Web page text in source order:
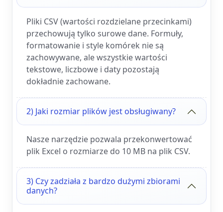
Pliki CSV (wartości rozdzielane przecinkami)
przechowują tylko surowe dane. Formuły,
formatowanie i style komórek nie są
zachowywane, ale wszystkie wartości
tekstowe, liczbowe i daty pozostają
dokładnie zachowane.
2) Jaki rozmiar plików jest obsługiwany?
Nasze narzędzie pozwala przekonwertować
plik Excel o rozmiarze do 10 MB na plik CSV.
3) Czy zadziała z bardzo dużymi zbiorami
danych?